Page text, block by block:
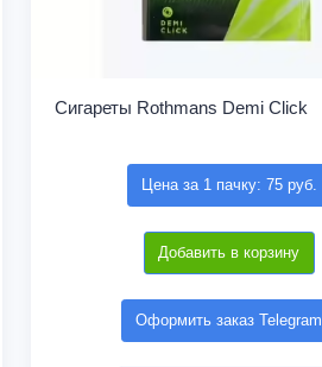
Сигареты Rothmans Demi Click
Цена за 1 пачку: 75 руб.
Добавить в корзину
Оформить заказ Telegram